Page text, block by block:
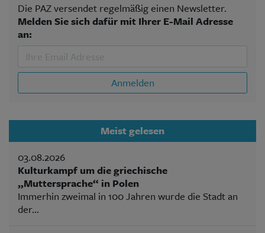
Die PAZ versendet regelmäßig einen Newsletter.
Melden Sie sich dafür mit Ihrer E-Mail Adresse
an:
Anmelden
Meist gelesen
03.08.2026
Kulturkampf um die griechische
„Muttersprache“ in Polen
Immerhin zweimal in 100 Jahren wurde die Stadt an
der...